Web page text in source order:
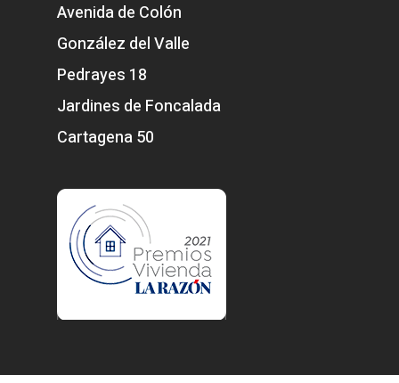
Avenida de Colón
González del Valle
Pedrayes 18
Jardines de Foncalada
Cartagena 50